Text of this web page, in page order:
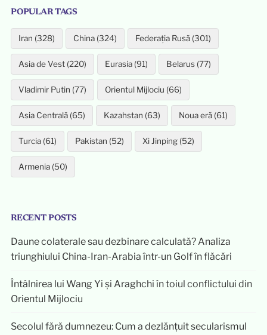
POPULAR TAGS
Iran (328) China (324) Federația Rusă (301)
Asia de Vest (220) Eurasia (91) Belarus (77)
Vladimir Putin (77) Orientul Mijlociu (66)
Asia Centrală (65) Kazahstan (63) Noua eră (61)
Turcia (61) Pakistan (52) Xi Jinping (52)
Armenia (50)
RECENT POSTS
Daune colaterale sau dezbinare calculată? Analiza
triunghiului China-Iran-Arabia într-un Golf în flăcări
Întâlnirea lui Wang Yi și Araghchi în toiul conflictului din
Orientul Mijlociu
Secolul fără dumnezeu: Cum a dezlănțuit secularismul